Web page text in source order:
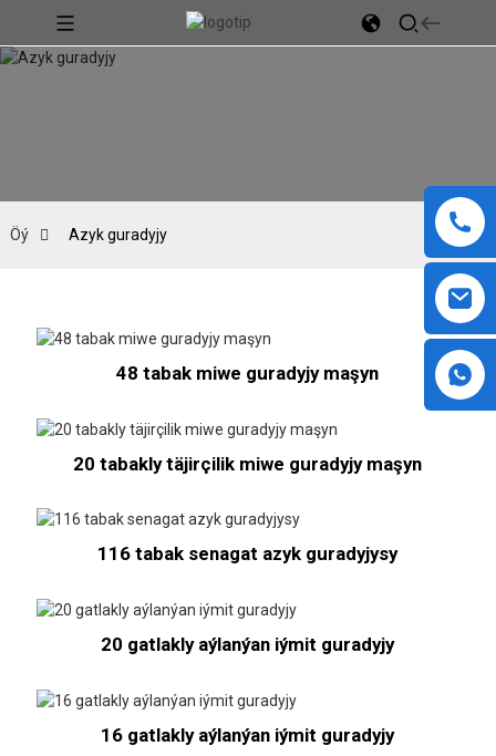
Öý Azyk guradyjy
48 tabak miwe guradyjy maşyn
20 tabakly täjirçilik miwe guradyjy maşyn
116 tabak senagat azyk guradyjysy
20 gatlakly aýlanýan iýmit guradyjy
16 gatlakly aýlanýan iýmit guradyjy